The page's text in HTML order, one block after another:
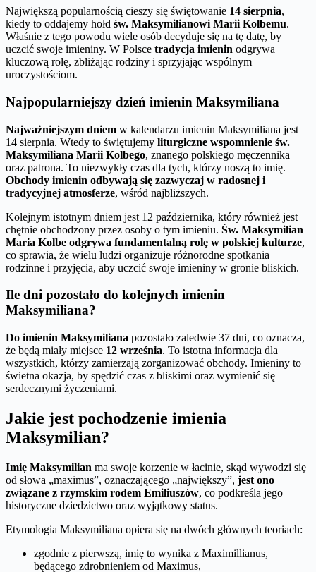
Największą popularnością cieszy się świętowanie 14 sierpnia,
kiedy to oddajemy hołd św. Maksymilianowi Marii Kolbemu.
Właśnie z tego powodu wiele osób decyduje się na tę datę, by
uczcić swoje imieniny. W Polsce tradycja imienin odgrywa
kluczową rolę, zbliżając rodziny i sprzyjając wspólnym
uroczystościom.
Najpopularniejszy dzień imienin Maksymiliana
Najważniejszym dniem w kalendarzu imienin Maksymiliana jest
14 sierpnia. Wtedy to świętujemy liturgiczne wspomnienie św.
Maksymiliana Marii Kolbego, znanego polskiego męczennika
oraz patrona. To niezwykły czas dla tych, którzy noszą to imię.
Obchody imienin odbywają się zazwyczaj w radosnej i
tradycyjnej atmosferze, wśród najbliższych.
Kolejnym istotnym dniem jest 12 października, który również jest
chętnie obchodzony przez osoby o tym imieniu. Św. Maksymilian
Maria Kolbe odgrywa fundamentalną rolę w polskiej kulturze,
co sprawia, że wielu ludzi organizuje różnorodne spotkania
rodzinne i przyjęcia, aby uczcić swoje imieniny w gronie bliskich.
Ile dni pozostało do kolejnych imienin
Maksymiliana?
Do imienin Maksymiliana pozostało zaledwie 37 dni, co oznacza,
że będą miały miejsce 12 września. To istotna informacja dla
wszystkich, którzy zamierzają zorganizować obchody. Imieniny to
świetna okazja, by spędzić czas z bliskimi oraz wymienić się
serdecznymi życzeniami.
Jakie jest pochodzenie imienia
Maksymilian?
Imię Maksymilian ma swoje korzenie w łacinie, skąd wywodzi się
od słowa „maximus”, oznaczającego „największy”, jest ono
związane z rzymskim rodem Emiliuszów, co podkreśla jego
historyczne dziedzictwo oraz wyjątkowy status.
Etymologia Maksymiliana opiera się na dwóch głównych teoriach:
zgodnie z pierwszą, imię to wynika z Maximillianus,
będącego zdrobnieniem od Maximus,